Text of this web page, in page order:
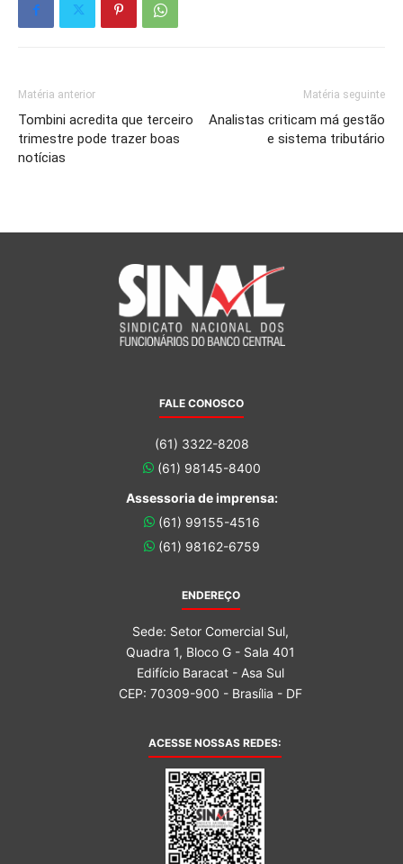
Matéria anterior
Tombini acredita que terceiro
trimestre pode trazer boas
notícias
Matéria seguinte
Analistas criticam má gestão
e sistema tributário
FALE CONOSCO
(61) 3322-8208
(61) 98145-8400
Assessoria de imprensa:
(61) 99155-4516
(61) 98162-6759
ENDEREÇO
Sede: Setor Comercial Sul,
Quadra 1, Bloco G - Sala 401
Edifício Baracat - Asa Sul
CEP: 70309-900 - Brasília - DF
ACESSE NOSSAS REDES: